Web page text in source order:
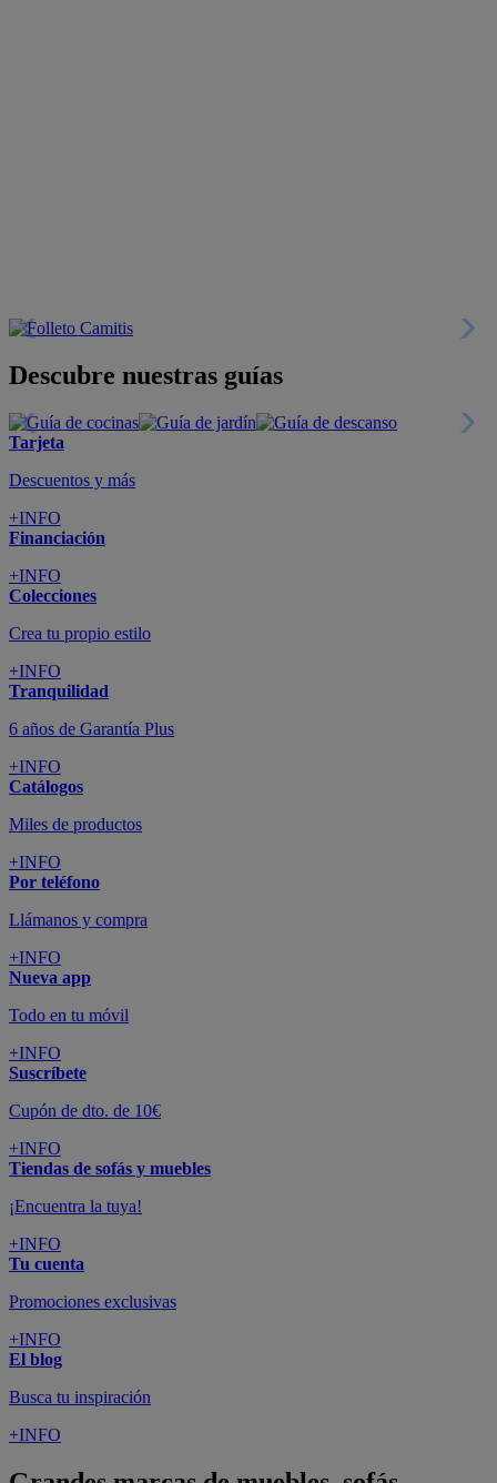
Descubre nuestras guías
Tarjeta
Descuentos y más
+INFO
Financiación
+INFO
Colecciones
Crea tu propio estilo
+INFO
Tranquilidad
6 años de Garantía Plus
+INFO
Catálogos
Miles de productos
+INFO
Por teléfono
Llámanos y compra
+INFO
Nueva app
Todo en tu móvil
+INFO
Suscríbete
Cupón de dto. de 10€
+INFO
Tiendas de sofás y muebles
¡Encuentra la tuya!
+INFO
Tu cuenta
Promociones exclusivas
+INFO
El blog
Busca tu inspiración
+INFO